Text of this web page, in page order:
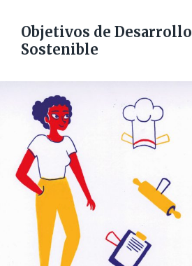
Objetivos de Desarrollo
Sostenible